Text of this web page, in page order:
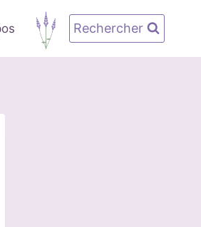
Rechercher